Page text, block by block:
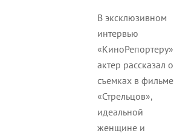
В эксклюзивном
интервью
«КиноРепортеру»
актер рассказал о
съемках в фильме
«Стрельцов»,
идеальной
женщине и